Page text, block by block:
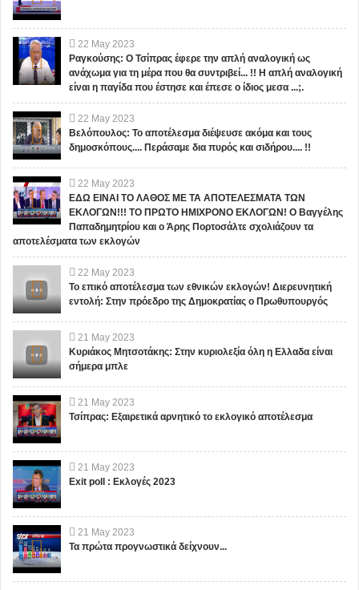
22 May 2023
Ραγκούσης: Ο Τσίπρας έφερε την απλή αναλογική ως
ανάχωμα για τη μέρα που θα συντριβεί... !! Η απλή αναλογική
είναι η παγίδα που έστησε και έπεσε ο ίδιος μεσα ...;.
22 May 2023
Βελόπουλος: Το αποτέλεσμα διέψευσε ακόμα και τους
δημοσκόπους.... Περάσαμε δια πυρός και σιδήρου.... !!
22 May 2023
ΕΔΩ ΕΙΝΑΙ ΤΟ ΛΑΘΟΣ ΜΕ ΤΑ ΑΠΟΤΕΛΕΣΜΑΤΑ ΤΩΝ
ΕΚΛΟΓΩΝ!!! ΤΟ ΠΡΩΤΟ ΗΜΙΧΡΟΝΟ ΕΚΛΟΓΩΝ! Ο Βαγγέλης
Παπαδημητρίου και ο Άρης Πορτοσάλτε σχολιάζουν τα
αποτελέσματα των εκλογών
22 May 2023
Το επικό αποτέλεσμα των εθνικών εκλογών! Διερευνητική
εντολή: Στην πρόεδρο της Δημοκρατίας ο Πρωθυπουργός
21 May 2023
Κυριάκος Μητσοτάκης: Στην κυριολεξία όλη η Ελλαδα είναι
σήμερα μπλε
21 May 2023
Τσίπρας: Εξαιρετικά αρνητικό το εκλογικό αποτέλεσμα
21 May 2023
Exit poll : Εκλογές 2023
21 May 2023
Τα πρώτα προγνωστικά δείχνουν...